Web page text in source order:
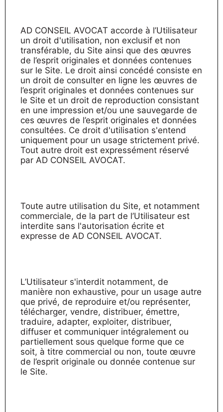
AD CONSEIL AVOCAT accorde à l’Utilisateur
un droit d'utilisation, non exclusif et non
transférable, du Site ainsi que des œuvres
de l’esprit originales et données contenues
sur le Site. Le droit ainsi concédé consiste en
un droit de consulter en ligne les œuvres de
l’esprit originales et données contenues sur
le Site et un droit de reproduction consistant
en une impression et/ou une sauvegarde de
ces œuvres de l’esprit originales et données
consultées. Ce droit d'utilisation s'entend
uniquement pour un usage strictement privé.
Tout autre droit est expressément réservé
par AD CONSEIL AVOCAT.
Toute autre utilisation du Site, et notamment
commerciale, de la part de l’Utilisateur est
interdite sans l'autorisation écrite et
expresse de AD CONSEIL AVOCAT.
L’Utilisateur s'interdit notamment, de
manière non exhaustive, pour un usage autre
que privé, de reproduire et/ou représenter,
télécharger, vendre, distribuer, émettre,
traduire, adapter, exploiter, distribuer,
diffuser et communiquer intégralement ou
partiellement sous quelque forme que ce
soit, à titre commercial ou non, toute œuvre
de l’esprit originale ou donnée contenue sur
le Site.